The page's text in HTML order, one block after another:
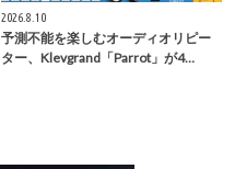
2026.8.10
予測不能を楽しむオーディオリピー
ター、Klevgrand「Parrot」が4…